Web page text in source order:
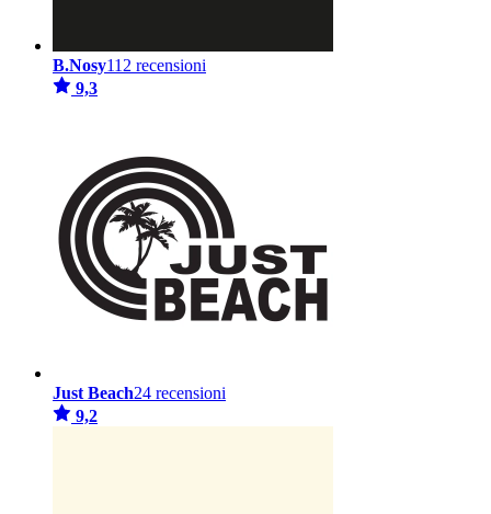
B.Nosy112 recensioni
9,3
Just Beach24 recensioni
9,2